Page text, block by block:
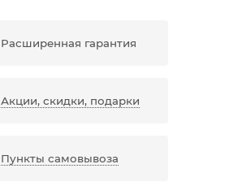
Расширенная гарантия
Акции, скидки, подарки
Пункты самовывоза